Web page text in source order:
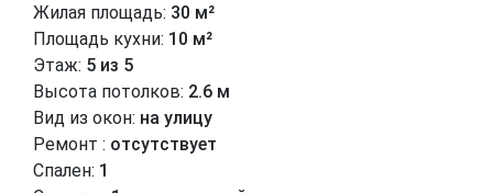
Жилая площадь: 30 м²
Площадь кухни: 10 м²
Этаж: 5 из 5
Высота потолков: 2.6 м
Вид из окон: на улицу
Ремонт : отсутствует
Спален: 1